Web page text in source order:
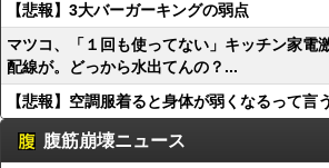
【悲報】3大バーガーキングの弱点
マツコ、「１回も使ってない」キッチン家電
配線が。どっから水出てんの？...
【悲報】空調服着ると身体が弱くなるって言
腹筋崩壊ニュース